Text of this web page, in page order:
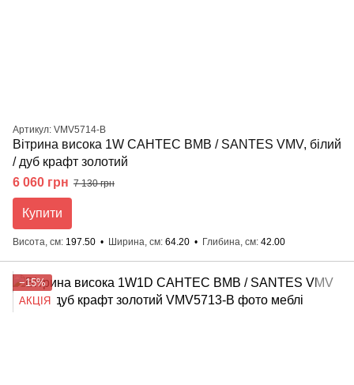
Артикул: VMV5714-B
Вітрина висока 1W САНТЕС ВМВ / SANTES VMV, білий
/ дуб крафт золотий
6 060 грн 7 130 грн
Купити
Висота, см 197.50 Ширина, см 64.20 Глибина, см 42.00
−15%
АКЦІЯ